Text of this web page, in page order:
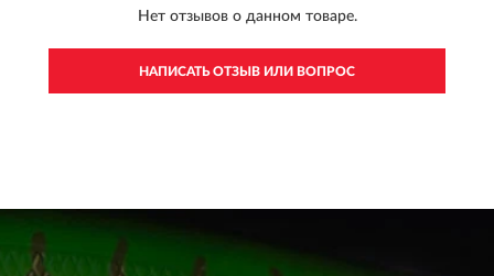
Нет отзывов о данном товаре.
НАПИСАТЬ ОТЗЫВ ИЛИ ВОПРОС